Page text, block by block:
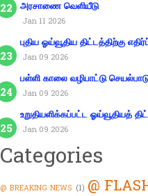
அரசாணை வெளியீடு
Jan 11 2026
புதிய ஓய்வூதிய திட்டத்திற்கு
Jan 09 2026
பள்ளி காலை வழிபாட்டு
Jan 09 2026
உறுதியளிக்கப்பட்ட ஓய்வூதியத்
Jan 09 2026
Categories
@ BREAKING NEWS (1) @